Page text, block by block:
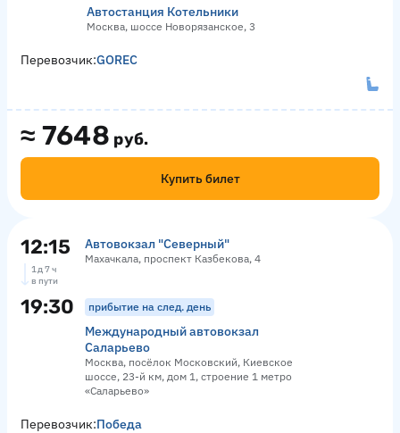
Автостанция Котельники
Москва, шоссе Новорязанское, 3
≈ 7648 руб.
Купить билет
Перевозчик:GOREC
12:15 Автовокзал "Северный"
Махачкала, проспект Казбекова, 4
1 д 7 ч
в пути
19:30 прибытие на след. день
Международный автовокзал
Саларьево
Москва, посёлок Московский, Киевское
шоссе, 23-й км, дом 1, строение 1 метро
«Саларьево»
Перевозчик:Победа